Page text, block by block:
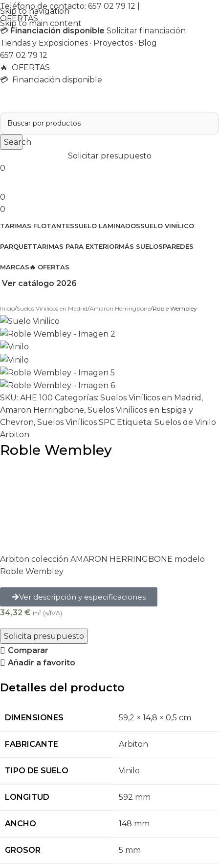
Skip to navigation
Skip to main content
Teléfono de contacto: 657 02 79 12
OFERTAS
💳 Financiación disponible Solicitar financiación
Tiendas y Exposiciones · Proyectos · Blog
657 02 79 12
🔥 OFERTAS
💳 Financiación disponible
Search
Solicitar presupuesto
0
0
0
TARIMAS FLOTANTESSUELO LAMINADOSSUELO VINÍLICO
PARQUETTARIMAS PARA EXTERIORMÁS SUELOSPAREDES
MARCAS🔥 OFERTAS
Ver catálogo 2026
Inicio Suelos Vinílicos en Madrid Amaron Herringbone Roble Wembley
SKU: AHE 100 Categorías: Suelos Vinílicos en Madrid ,
Amaron Herringbone, Suelos Vinílicos en Espiga y
Chevron, Suelos Vinílicos SPC Etiqueta: Suelos de Vinilo
Arbiton
Roble Wembley
Arbiton colección AMARON HERRINGBONE modelo
Roble Wembley
Ver descripción y especificaciones
34,32 € m² (s/IVA)
Solicita presupuesto
Comparar
Añadir a favorito
Detalles del producto
DIMENSIONES 59,2 × 14,8 × 0,5 cm
FABRICANTE Arbiton
TIPO DE SUELO Vinilo
LONGITUD 592 mm
ANCHO 148 mm
GROSOR 5 mm